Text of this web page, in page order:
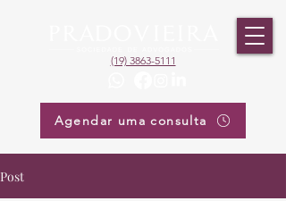
(19) 3863-5111
Agendar uma consulta
Post